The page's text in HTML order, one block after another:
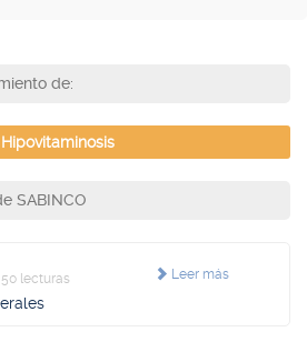
de:
Hipovitaminosis
SABINCO
Leer más
50 lecturas